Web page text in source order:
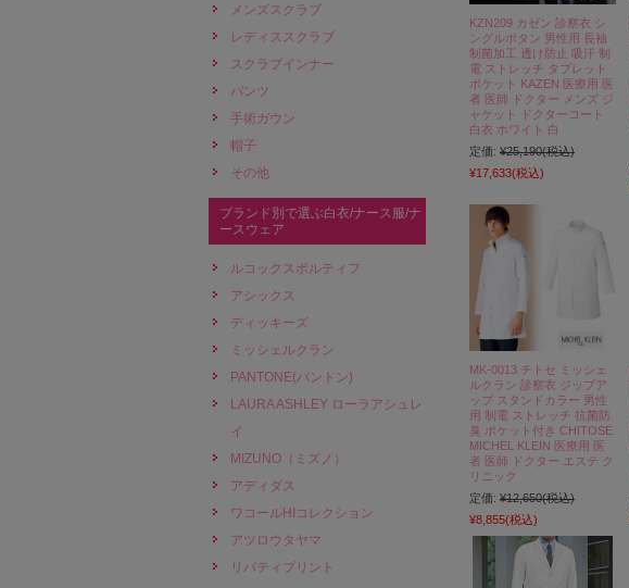
KZN209 カゼン 診察衣 シ
ングルボタン 男性用 長袖
制菌加工 透け防止 吸汗 制
電 ストレッチ タブレット
ポケット KAZEN 医療用 医
者 医師 ドクター メンズ ジ
ャケット ドクターコート
白衣 ホワイト 白
定価: ¥25,190(税込)
¥17,633(税込)
MK-0013 チトセ ミッシェ
ルクラン 診察衣 ジップア
ップ スタンドカラー 男性
用 制電 ストレッチ 抗菌防
臭 ポケット付き CHITOSE
MICHEL KLEIN 医療用 医
者 医師 ドクター エステ ク
リニック
定価: ¥12,650(税込)
¥8,855(税込)
メンズスクラブ
レディススクラブ
スクラブインナー
パンツ
手術ガウン
帽子
その他
ブランド別で選ぶ白衣/ナース服/ナ
ースウェア
ルコックスポルティフ
アシックス
ディッキーズ
ミッシェルクラン
PANTONE(パントン)
LAURA ASHLEY ローラアシュレ
イ
MIZUNO（ミズノ）
アディダス
ワコールHIコレクション
アツロウタヤマ
リバティプリント